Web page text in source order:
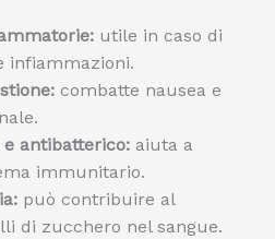
utile in caso di
infiammazioni.
combatte nausea e
antibatterico: aiuta a
immunitario.
può contribuire al
di zucchero nel sangue.